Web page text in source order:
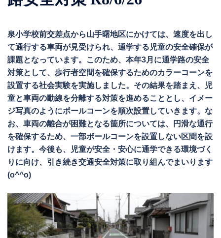
泉小学校前交差点から山手曙地区にかけては、速度を出し
て通行する車両が見受けられ、通学する児童の安全確保が
課題となっています。このため、本年3月に通学路の安全
対策として、歩行者空間を確保するためのカラーコーンを
設置する社会実験を実施しました。その結果を踏まえ、児
童と車両の動線を分離する対策を進めることとし、イメー
ジ写真のようにポールコーンを順次設置していきます。な
お、車両の離合が困難となる箇所については、円滑な通行
を確保するため、一部ポールコーンを設置しない区間を設
けます。今後も、児童が安全・安心に通学できる環境づく
りに向け、引き続き交通安全対策に取り組んでまいります
(o^^o)